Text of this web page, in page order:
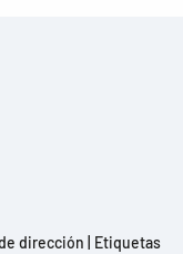
dirección
Etiquetas